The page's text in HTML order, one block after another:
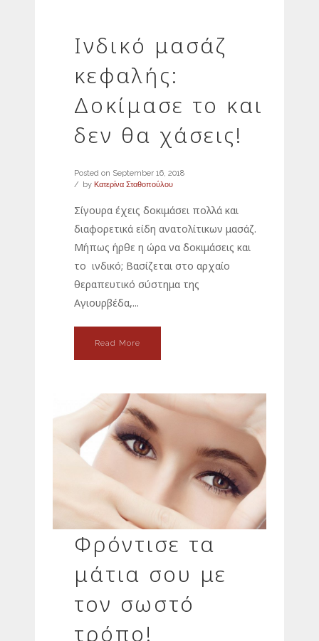
Ινδικό μασάζ
κεφαλής:
Δοκίμασε το και
δεν θα χάσεις!
Posted on September 16, 2018
by Κατερίνα Σταθοπούλου
Σίγουρα έχεις δοκιμάσει πολλά και
διαφορετικά είδη ανατολίτικων μασάζ.
Μήπως ήρθε η ώρα να δοκιμάσεις και
το ινδικό; Βασίζεται στο αρχαίο
θεραπευτικό σύστημα της
Αγιουρβέδα,...
Read More
Φρόντισε τα
μάτια σου με
τον σωστό
τρόπο!